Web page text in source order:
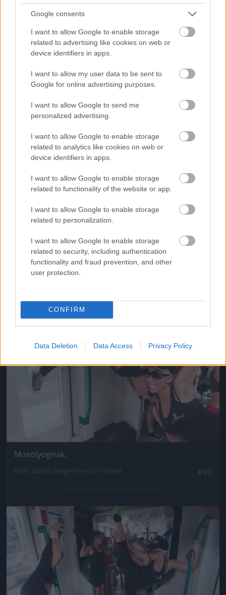
Google consents
I want to allow Google to enable storage
related to advertising like cookies on web or
device identifiers in apps.
I want to allow my user data to be sent to
Google for online advertising purposes.
I want to allow Google to send me
personalized advertising.
I want to allow Google to enable storage
related to analytics like cookies on web or
device identifiers in apps.
I want to allow Google to enable storage
related to functionality of the website or app.
I want to allow Google to enable storage
related to personalization.
I want to allow Google to enable storage
related to security, including authentication
functionality and fraud prevention, and other
user protection.
CONFIRM
Data Deletion Data Access Privacy Policy
Csapatfotó.
Fotó: Bakró-Nagy Ferenc / Velvet
Jön még kép!
Ez már akcióban készült.
Fotó: Bakró-Nagy Ferenc / Velvet
Jön még kép!
Mosolyognak.
Jön még kép!